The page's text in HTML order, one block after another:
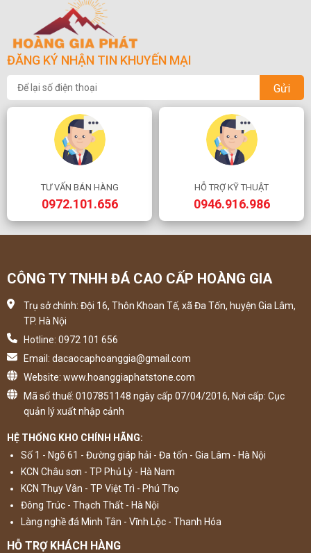
ĐĂNG KÝ NHẬN TIN KHUYẾN MẠI
Gửi
TƯ VẤN BÁN HÀNG
0972.101.656
HỖ TRỢ KỸ THUẬT
0946.916.986
CÔNG TY TNHH ĐÁ CAO CẤP HOÀNG GIA
Trụ sở chính: Đội 16, Thôn Khoan Tế, xã Đa Tốn, huyện Gia Lâm,
TP. Hà Nội
Hotline: 0972 101 656
Email: dacaocaphoanggia@gmail.com
Website: www.hoanggiaphatstone.com
Mã số thuế: 0107851148 ngày cấp 07/04/2016, Nơi cấp: Cục
quản lý xuất nhập cảnh
HỆ THỐNG KHO CHÍNH HÃNG:
Số 1 - Ngõ 61 - Đường giáp hải - Đa tốn - Gia Lâm - Hà Nội
KCN Châu sơn - TP Phủ Lý - Hà Nam
KCN Thụy Vân - TP Việt Trì - Phú Thọ
Đông Trúc - Thạch Thất - Hà Nội
Làng nghề đá Minh Tân - Vĩnh Lộc - Thanh Hóa
HỖ TRỢ KHÁCH HÀNG